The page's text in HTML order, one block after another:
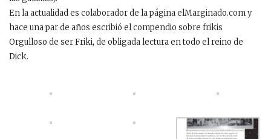
En la actualidad es colaborador de la página elMarginado.com y
hace una par de años escribió el compendio sobre frikis
Orgulloso de ser Friki, de obligada lectura en todo el reino de
Dick.